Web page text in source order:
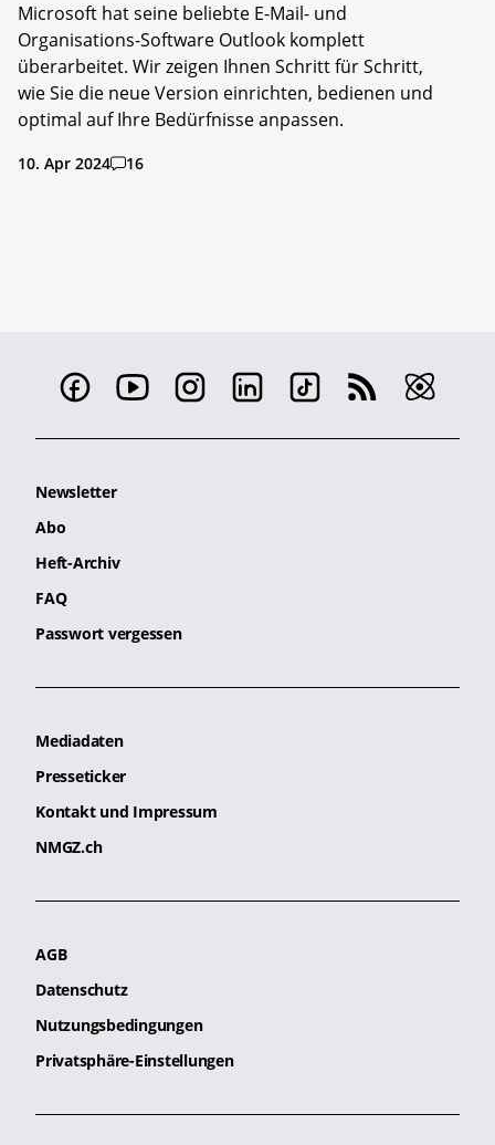
Microsoft hat seine beliebte E-Mail- und
Organisations-Software Outlook komplett
überarbeitet. Wir zeigen Ihnen Schritt für Schritt,
wie Sie die neue Version einrichten, bedienen und
optimal auf Ihre Bedürfnisse anpassen.
10. Apr 2024 16
Newsletter
Abo
Heft-Archiv
FAQ
Passwort vergessen
Mediadaten
Presseticker
Kontakt und Impressum
NMGZ.ch
AGB
Datenschutz
Nutzungsbedingungen
Privatsphäre-Einstellungen